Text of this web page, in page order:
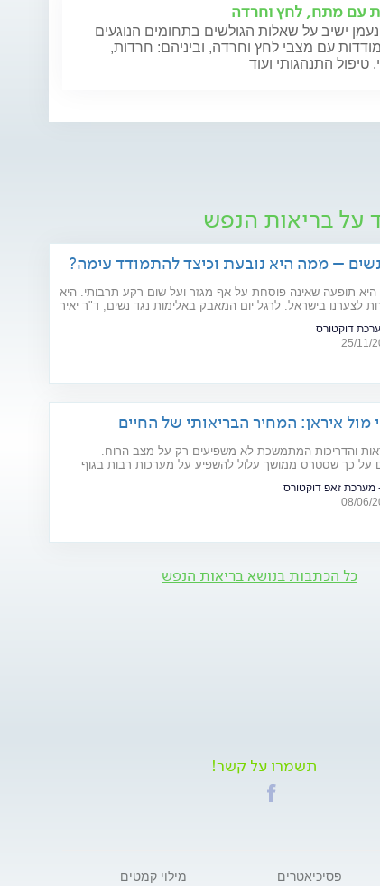
עם מתח, לחץ וחרדה
ישיב על שאלות הגולשים בתחומים הנוגעים
עם מצבי לחץ וחרדה, וביניהם: חרדות,
התנהגותי ועוד
על בריאות הנפש
– ממה היא נובעת וכיצד להתמודד עימה?
היא תופעה שאינה פוסחת על אף מגזר ועל שום רקע תרבותי. היא
לצערנו בישראל. לרגל יום המאבק באלימות נגד נשים, ד"ר יאיר
מסביר את הגורמים לה
דוקטורס
מול איראן: המחיר הבריאותי של החיים
והדריכות המתמשכת לא משפיעים רק על מצב הרוח.
על כך שסטרס ממושך עלול להשפיע על מערכות רבות בגוף
מתיחות ביטחונית ומה ניתן לעשות כדי לשמור על הבריאות
- מערכת זאפ דוקטורס
כל הכתבות בנושא בריאות הנפש
תשמרו על קשר!
פסיכיאטרים
מילוי קמטים